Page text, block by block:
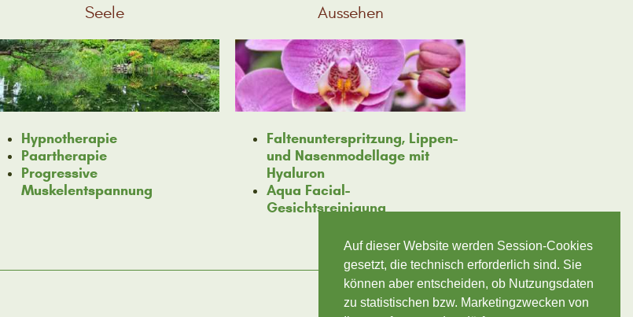
Auf dieser Website werden Session-Cookies
gesetzt, die technisch erforderlich sind. Sie
können aber entscheiden, ob Nutzungsdaten
zu statistischen bzw. Marketingzwecken von
Seele
Hypnotherapie
Paartherapie
Progressive
Muskelentspannung
Aussehen
Faltenunterspritzung, Lippen-
und Nasenmodellage mit
Hyaluron
Aqua Facial-
Gesichtsreinigung